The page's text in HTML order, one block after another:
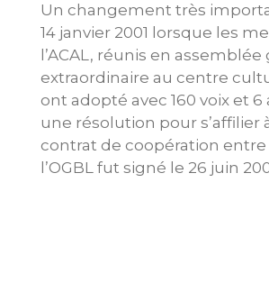
Un changement très
14 janvier 2001 lorsque les
l’ACAL, réunis en
extraordinaire au centre
ont adopté avec 160 voix et
une résolution pour s’affilier à
contrat de coopération entre
l’OGBL fut signé le 26 juin